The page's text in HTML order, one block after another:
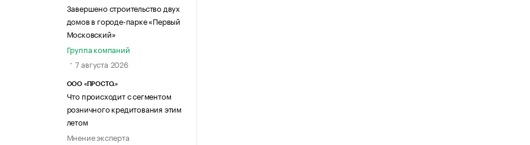
Завершено строительство двух
домов в городе-парке «Первый
Московский»
Группа компаний
7 августа 2026
ООО «ПРОСТО.»
Что происходит с сегментом
розничного кредитования этим
летом
Мнение эксперта